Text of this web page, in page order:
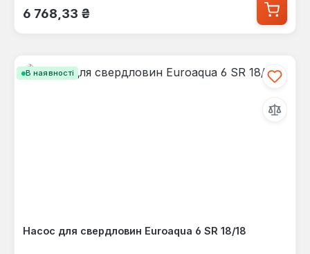
Звичайна ціна:
6 768,33 ₴
В наявності
Насос для свердловин Euroaqua 6 SR 18/18